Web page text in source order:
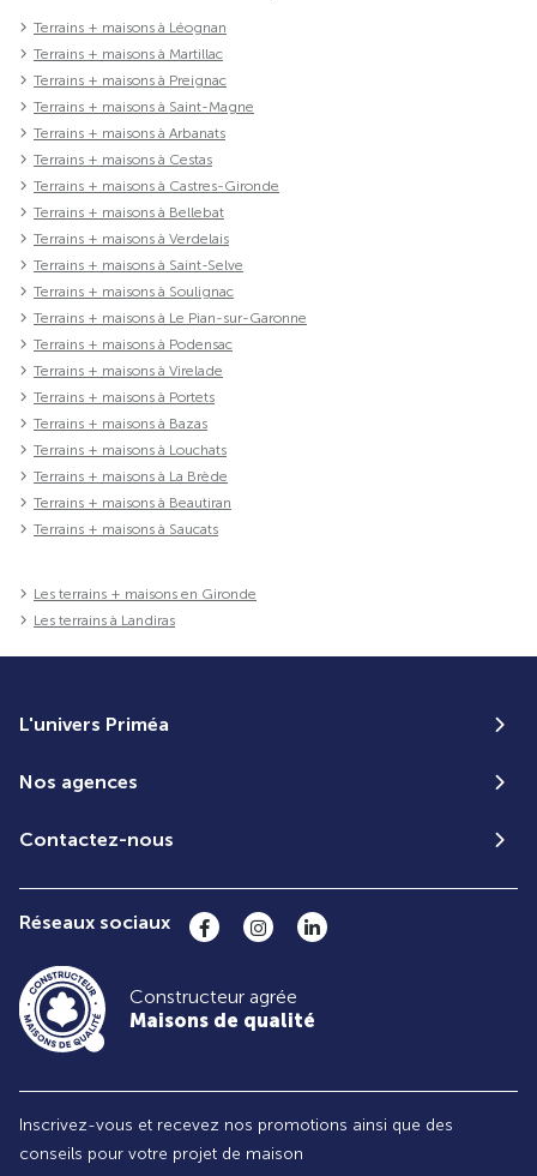
Terrains + maisons à Léognan
Terrains + maisons à Martillac
Terrains + maisons à Preignac
Terrains + maisons à Saint-Magne
Terrains + maisons à Arbanats
Terrains + maisons à Cestas
Terrains + maisons à Castres-Gironde
Terrains + maisons à Bellebat
Terrains + maisons à Verdelais
Terrains + maisons à Saint-Selve
Terrains + maisons à Soulignac
Terrains + maisons à Le Pian-sur-Garonne
Terrains + maisons à Podensac
Terrains + maisons à Virelade
Terrains + maisons à Portets
Terrains + maisons à Bazas
Terrains + maisons à Louchats
Terrains + maisons à La Brède
Terrains + maisons à Beautiran
Terrains + maisons à Saucats
Les terrains + maisons en Gironde
Les terrains à Landiras
L'univers Priméa
Nos agences
Contactez-nous
Réseaux sociaux
Constructeur agrée
Maisons de qualité
Inscrivez-vous et recevez nos promotions ainsi que des
conseils pour votre projet de maison